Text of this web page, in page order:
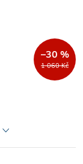
1 060 Kč
–30 %